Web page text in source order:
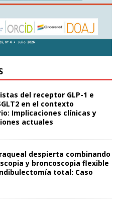
del receptor GLP-1 e
en el contexto
Implicaciones clínicas y
actuales
despierta combinando
y broncoscopia flexible
total: Caso